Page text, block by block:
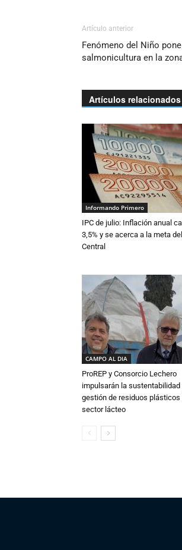
Artículo anterior
Fenómeno del Niño
salmonicultura en la
Artículos relacionados
Informando Primero
IPC de julio: Inflación anual
3,5% y se acerca a la meta
Central
CAMPO AL DIA
ProREP y Consorcio Lechero
impulsarán la sustentabilidad
gestión de residuos plásticos
sector lácteo